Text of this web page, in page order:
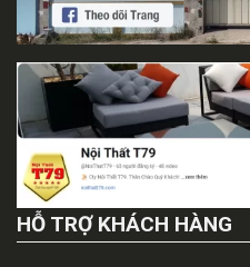
HỖ TRỢ KHÁCH HÀNG